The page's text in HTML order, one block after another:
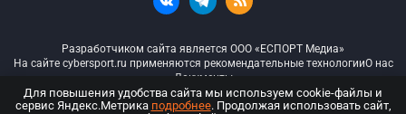
Разработчиком сайта является ООО «ЕСПОРТ Медиа»
На сайте cybersport.ru применяются рекомендательные технологииО нас
Документы
© ООО «Киберспорт.ру» — Все права защищены
Для повышения удобства сайта мы используем cookie-файлы и
сервис Яндекс.Метрика подробнее. Продолжая использовать сайт,